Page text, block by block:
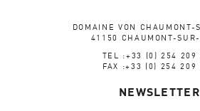
DOMAINE VON CHAUMONT-
41150 CHAUMONT-
TEL :+33 (0) 254 209
FAX :+33 (0) 254 209
NEWSLETTER